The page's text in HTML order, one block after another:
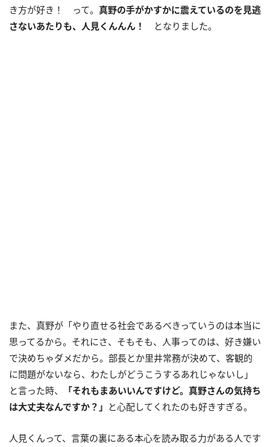
き方が好き！ って。 真野の手がかすかに震えているのを見逃
さないあたりも、人見くんんん！
となりました。
また、真野が「やり直せる社会であるべきっていうのは本当に
思ってるから。それにさ、そもそも、人事ってのは、好き嫌い
で決めちゃダメだから。部長とか里井常務が決めて、客観的
に問題がないなら、わたしがどうこうするあれじゃないし」
と言った時、
「それもまあいいんですけど。真野さんの気持ち
は大丈夫なんですか？」 と心配してくれたのも好きすぎる。
人見くんって、言葉の裏にある本心を読み取る力がある人です